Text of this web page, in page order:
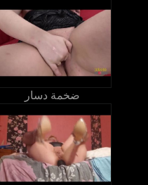
ضخمة دسار